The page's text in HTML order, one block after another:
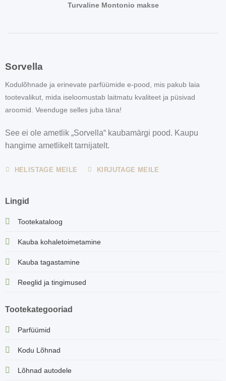
Turvaline Montonio makse
Sorvella
Kodulõhnade ja erinevate parfüümide e-pood, mis pakub laia
tootevalikut, mida iseloomustab laitmatu kvaliteet ja püsivad
aroomid. Veenduge selles juba täna!
See ei ole ametlik „Sorvella“ kaubamärgi pood. Kaupu
hangime ametlikelt tarnijatelt.
HELISTAGE MEILE KIRJUTAGE MEILE
Lingid
Tootekataloog
Kauba kohaletoimetamine
Kauba tagastamine
Reeglid ja tingimused
Tootekategooriad
Parfüümid
Kodu Lõhnad
Lõhnad autodele